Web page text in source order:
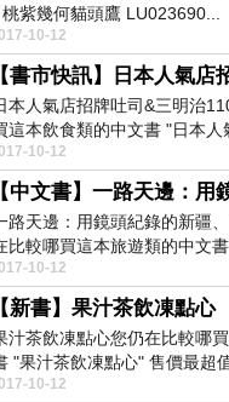
紫幾何貓頭鷹 LU023690...
10-12
本人氣店招牌吐司&三明治
這本飲食類的中文書 "日本人
治11...
10-12
路天邊：用鏡頭紀錄的新疆
比較哪買這本旅遊類的中文
紀錄的新...
10-12
【新書】果汁茶飲凍點心
汁茶飲凍點心您仍在比較哪
"果汁茶飲凍點心" 售價最超
局均...
10-12